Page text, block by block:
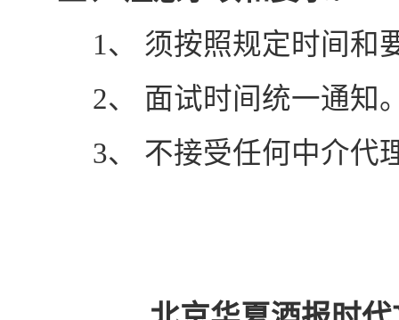
1、 须按照规定时间和
2、 面试时间统一通知
3、 不接受任何中介代